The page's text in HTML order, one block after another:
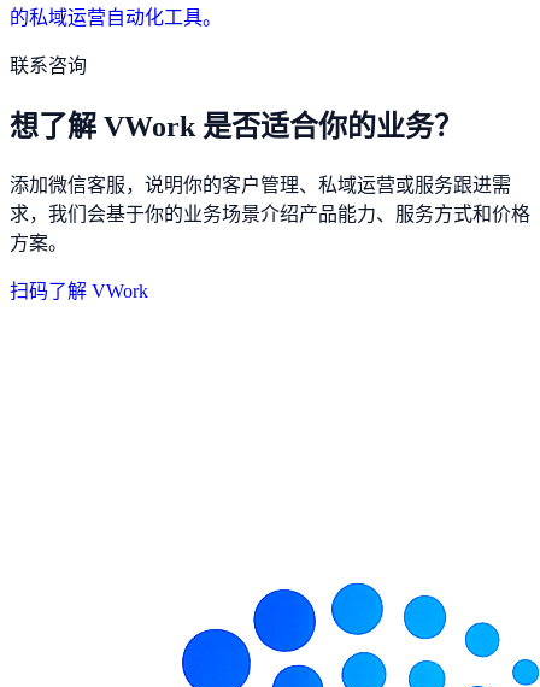
的私域运营自动化工具。
联系咨询
想了解 VWork 是否适合你的业务？
添加微信客服，说明你的客户管理、私域运营或服务跟进需
求，我们会基于你的业务场景介绍产品能力、服务方式和价格
方案。
扫码了解 VWork